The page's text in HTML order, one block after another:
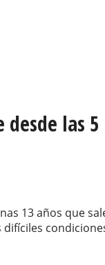
desde las
13 años que